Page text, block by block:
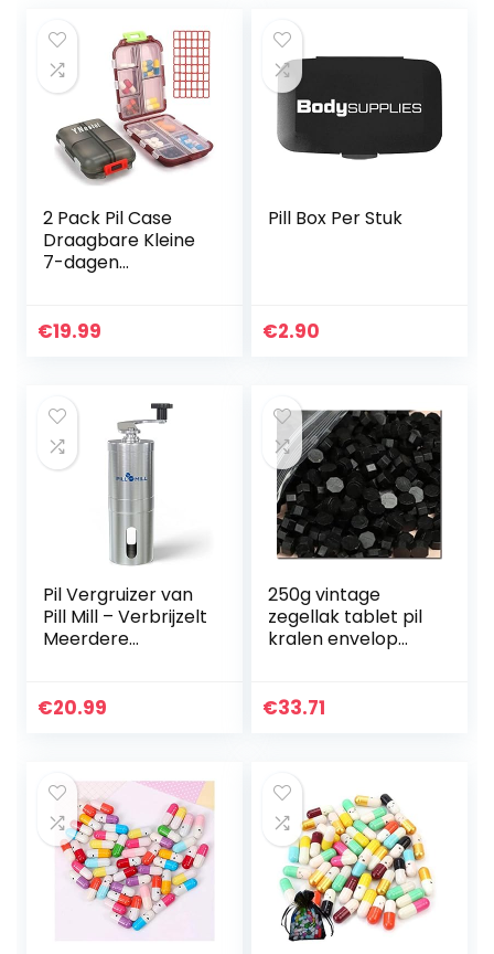
2 Pack Pil Case
Draagbare Kleine
7-dagen
Draagbare Pocket
€19.99
Pill Box Per Stuk
€2.90
Pil Vergruizer van
Pill Mill – Verbrijzelt
Meerdere
Metalen
€20.99
250g vintage
zegellak tablet pil
kralen envelop
bruiloft lakzegel
€33.71